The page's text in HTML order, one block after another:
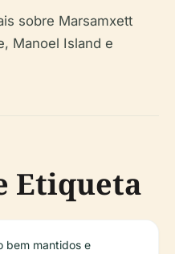
sobre Marsamxett
Manoel Island e
Etiqueta
bem mantidos e